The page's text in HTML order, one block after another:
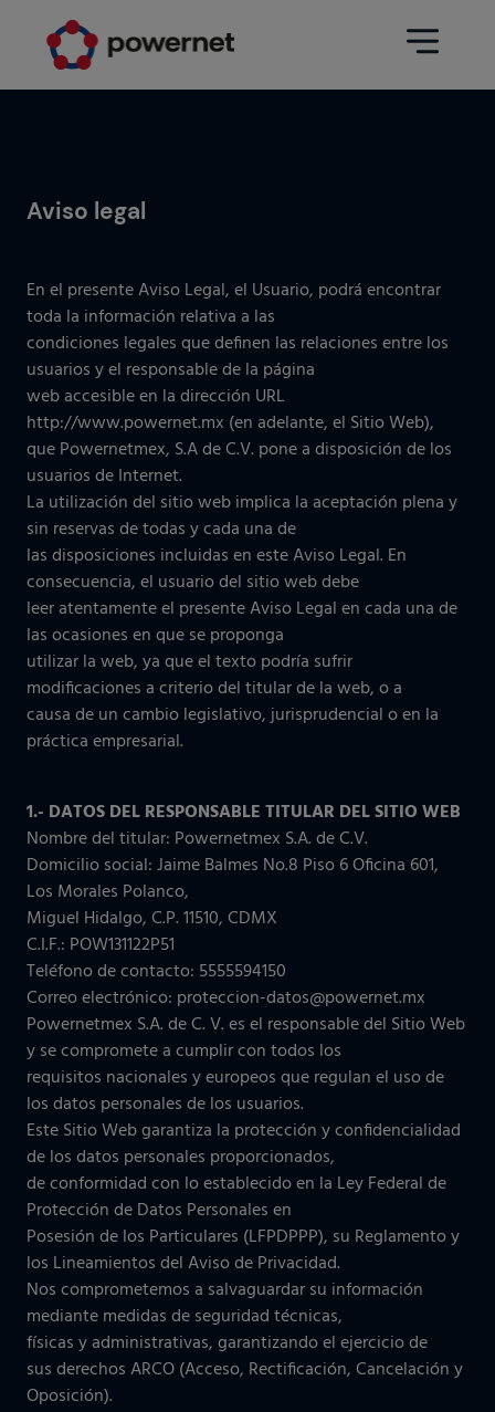
Aviso legal
En el presente Aviso Legal, el Usuario, podrá encontrar
toda la información relativa a las
condiciones legales que definen las relaciones entre los
usuarios y el responsable de la página
web accesible en la dirección URL
http://www.powernet.mx (en adelante, el Sitio Web),
que Powernetmex, S.A de C.V. pone a disposición de los
usuarios de Internet.
La utilización del sitio web implica la aceptación plena y
sin reservas de todas y cada una de
las disposiciones incluidas en este Aviso Legal. En
consecuencia, el usuario del sitio web debe
leer atentamente el presente Aviso Legal en cada una de
las ocasiones en que se proponga
utilizar la web, ya que el texto podría sufrir
modificaciones a criterio del titular de la web, o a
causa de un cambio legislativo, jurisprudencial o en la
práctica empresarial.
1.- DATOS DEL RESPONSABLE TITULAR DEL SITIO WEB
Nombre del titular: Powernetmex S.A. de C.V.
Domicilio social: Jaime Balmes No.8 Piso 6 Oficina 601,
Los Morales Polanco,
Miguel Hidalgo, C.P. 11510, CDMX
C.I.F.: POW131122P51
Teléfono de contacto: 5555594150
Correo electrónico: proteccion-datos@powernet.mx
Powernetmex S.A. de C. V. es el responsable del Sitio Web
y se compromete a cumplir con todos los
requisitos nacionales y europeos que regulan el uso de
los datos personales de los usuarios.
Este Sitio Web garantiza la protección y confidencialidad
de los datos personales proporcionados,
de conformidad con lo establecido en la Ley Federal de
Protección de Datos Personales en
Posesión de los Particulares (LFPDPPP), su Reglamento y
los Lineamientos del Aviso de Privacidad.
Nos comprometemos a salvaguardar su información
mediante medidas de seguridad técnicas,
físicas y administrativas, garantizando el ejercicio de
sus derechos ARCO (Acceso, Rectificación, Cancelación y
Oposición).
Servicios
Data Center)
Mantenimiento
Operación Data Center
Áreas
Infraestructura CPD
Ir a data center
Tecnología de la información y
comunicaciones
IOTIQ by Powernet
Ver todas las soluciones
Educativo
Farmacéutico
Seguros
Hospitalario
Medios de comunicación
Industria
Retail
Logística
Banca
Workplace
Servicios
Ver todos los sectores
¿Necesitas ayuda? Te llamamos